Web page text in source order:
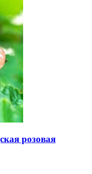
розовая